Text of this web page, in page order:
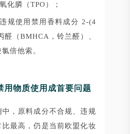
化膦（TPO）；
违规使用禁用香料成分 2-(4
醛（BMHCA，铃兰醛）、
倍他索。
用物质使用成首要问题
，原料成分不合规、违规
最高，仍是当前欧盟化妆